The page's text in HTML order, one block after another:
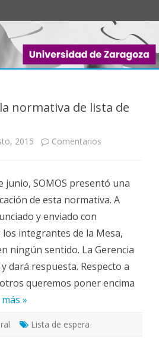
Saltar
normativa de lista de
2015 Comentarios
junio, SOMOS presentó una
de esta normativa. A
y enviado con
integrantes de la Mesa,
ningún sentido. La Gerencia
dará respuesta. Respecto a
queremos poner encima
»
Lista de espera